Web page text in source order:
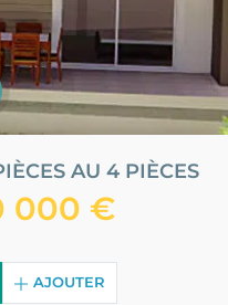
AU 4 PIÈCES
000 €
AJOUTER